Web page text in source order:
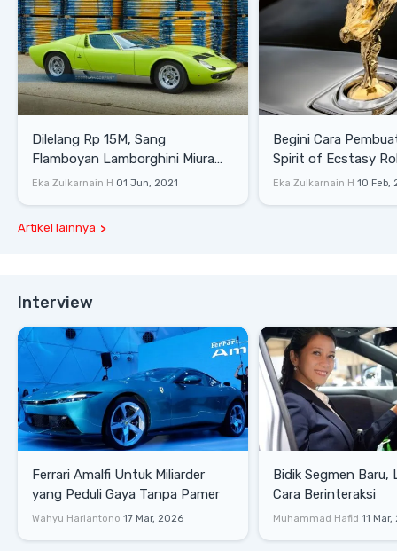
Dilelang Rp 15M, Sang
Flamboyan Lamborghini Miura
P400 S
Eka Zulkarnain H 01 Jun, 2021
Begini Cara
Spirit of Ecstasy
Eka Zulkarnain H 10 Feb,
Artikel lainnya
Interview
Ferrari Amalfi Untuk Miliarder
yang Peduli Gaya Tanpa Pamer
Wahyu Hariantono 17 Mar, 2026
Bidik Segmen Baru,
Cara Berinteraksi
Muhammad Hafid 11